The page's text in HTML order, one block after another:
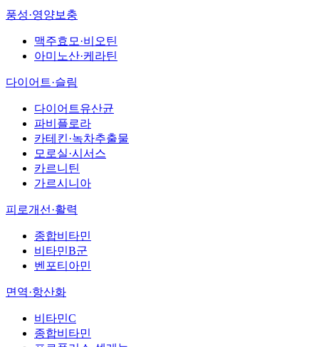
풍성·영양보충
맥주효모·비오틴
아미노산·케라틴
다이어트·슬림
다이어트유산균
파비플로라
카테킨·녹차추출물
모로실·시서스
카르니틴
가르시니아
피로개선·활력
종합비타민
비타민B군
벤포티아민
면역·항산화
비타민C
종합비타민